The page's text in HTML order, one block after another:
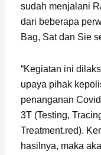
sudah menjalani
dari beberapa
Bag, Sat dan Sie
“Kegiatan ini
upaya pihak
penanganan
3T (Testing,
Treatment.red).
hasilnya, maka